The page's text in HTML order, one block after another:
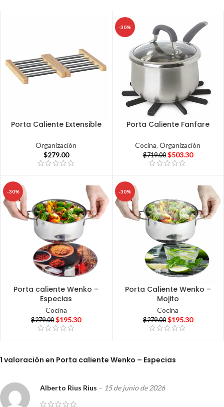
Porta Caliente Extensible
Organización
$279.00
-30%
Porta Caliente Fanfare
Cocina,Organización
$719.00 $503.30
-30%
Porta caliente Wenko –
Especias
Cocina
$279.00 $195.30
-30%
Porta Caliente Wenko –
Mojito
Cocina
$279.00 $195.30
1 valoración en Porta caliente Wenko – Especias
Alberto Rius Rius – 15 de junio de 2026